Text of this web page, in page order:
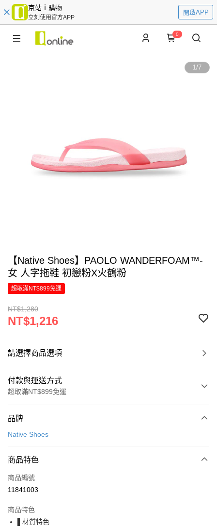
京站ｉ購物
立刻使用官方APP
開啟APP
0
1/7
【Native Shoes】PAOLO WANDERFOAM™-
女 人字拖鞋 初戀粉X火鶴粉
超取滿NT$899免運
NT$1,280
NT$1,216
請選擇商品選項
付款與運送方式
超取滿NT$899免運
信用卡一次付款
Apple Pay
街口支付
Google Pay
品牌
Native Shoes
商品特色
商品編號
11841003
商品特色
▌材質特色